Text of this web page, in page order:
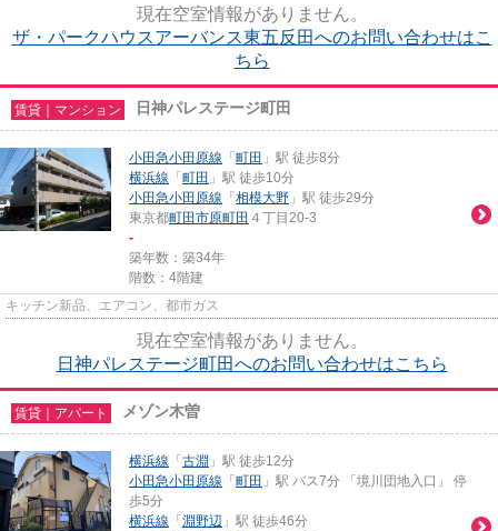
現在空室情報がありません。
ザ・パークハウスアーバンス東五反田へのお問い合わせはこ
ちら
賃貸｜マンション 日神パレステージ町田
小田急小田原線 「 町田 」駅 徒歩8分
横浜線 「 町田 」駅 徒歩10分
小田急小田原線 「 相模大野 」駅 徒歩29分
東京都町田市原町田 ４丁目20-3
-
築年数：築34年
階数：4階建
キッチン新品、エアコン、都市ガス
現在空室情報がありません。
日神パレステージ町田へのお問い合わせはこちら
賃貸｜アパート メゾン木曽
横浜線 「 古淵 」駅 徒歩12分
小田急小田原線 「 町田 」駅 バス7分 「境川団地入口」 停
歩5分
横浜線 「 淵野辺 」駅 徒歩46分